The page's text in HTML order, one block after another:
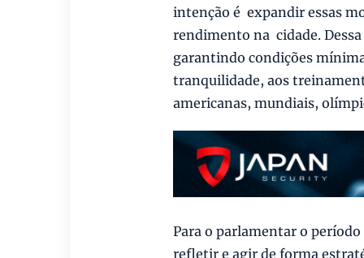
intenção é expandir essas
rendimento na cidade.
garantindo condições
tranquilidade, aos
americanas, mundiais,
Para o parlamentar o
refletir e agir de forma